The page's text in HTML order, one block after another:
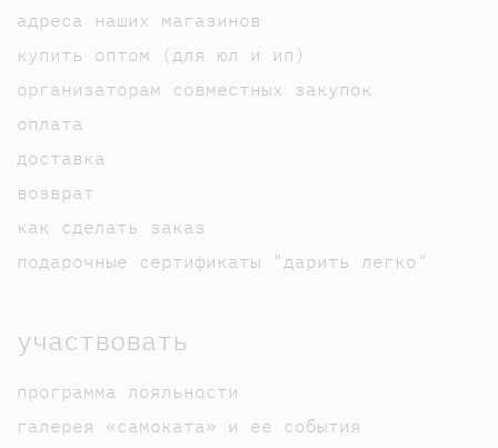
адреса наших магазинов
купить оптом (для юл и ип)
организаторам совместных закупок
оплата
доставка
возврат
как сделать заказ
подарочные сертификаты "дарить легко"
участвовать
программа лояльности
галерея «самоката» и ее события